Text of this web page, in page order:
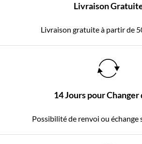
Livraison
Livraison gratuite à partir de
14 Jours pour Changer
Possibilité de renvoi ou échange